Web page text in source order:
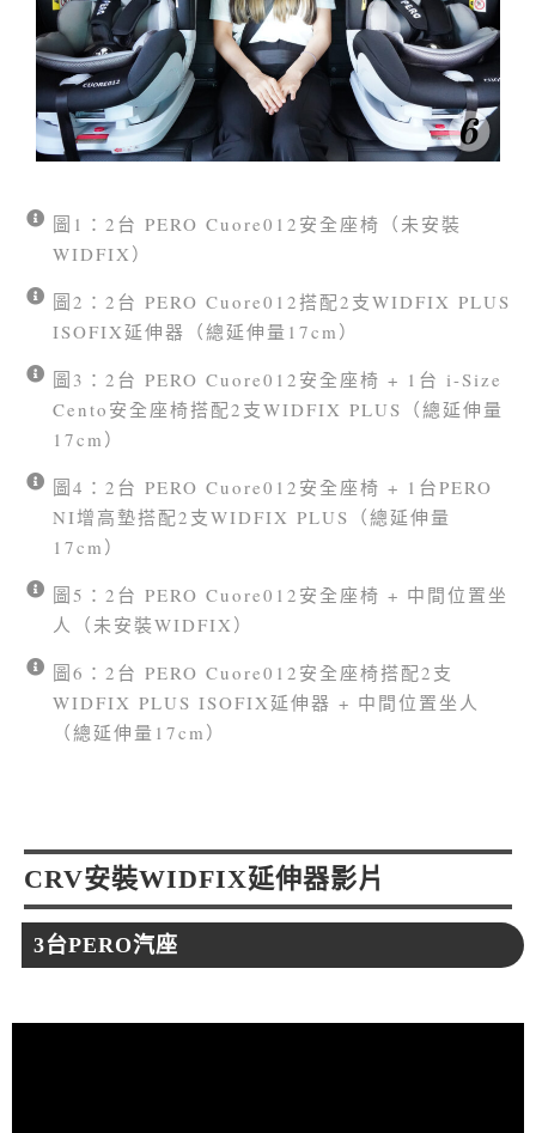
圖1：2台 PERO Cuore012安全座椅（未安裝
WIDFIX）
圖2：2台 PERO Cuore012搭配2支WIDFIX PLUS
ISOFIX延伸器（總延伸量17cm）
圖3：2台 PERO Cuore012安全座椅 + 1台 i-Size
Cento安全座椅搭配2支WIDFIX PLUS（總延伸量
17cm）
圖4：2台 PERO Cuore012安全座椅 + 1台PERO
NI增高墊搭配2支WIDFIX PLUS（總延伸量
17cm）
圖5：2台 PERO Cuore012安全座椅 + 中間位置坐
人（未安裝WIDFIX）
圖6：2台 PERO Cuore012安全座椅搭配2支
WIDFIX PLUS ISOFIX延伸器 + 中間位置坐人
（總延伸量17cm）
CRV安裝WIDFIX延伸器影片
3台PERO汽座